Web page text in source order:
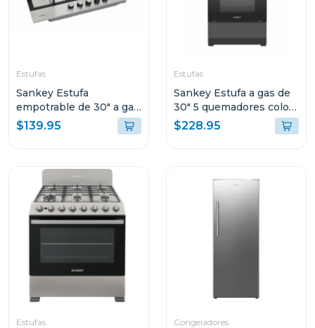
Estufas
Sankey Estufa
empotrable de 30" a gas
5 quemadores gsh791
$139.95
Estufas
Sankey Estufa a gas de
30" 5 quemadores color
negro berta
$228.95
Estufas Congeladores